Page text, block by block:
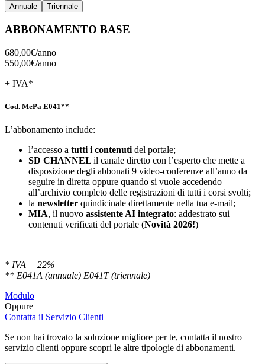
Annuale Triennale
ABBONAMENTO BASE
680,00€/anno
550,00€/anno
+ IVA*
Cod. MePa E041**
L’abbonamento include:
l’accesso a tutti i contenutidel portale;
SD CHANNEL il canale diretto con l’esperto che mette a
disposizione degli abbonati 9 video-conferenze all’anno da
seguire in diretta oppure quando si vuole accedendo
all’archivio completo delle registrazioni di tutti i corsi svolti;
la newsletter quindicinale direttamente nella tua e-mail;
MIA, il nuovo assistente AI integrato: addestrato sui
contenuti verificati del portale (Novità 2026!)
* IVA = 22%
** E041A (annuale) E041T (triennale)
Modulo
Oppure
Contatta il Servizio Clienti
Se non hai trovato la soluzione migliore per te, contatta il nostro
servizio clienti oppure scopri le altre tipologie di abbonamenti.